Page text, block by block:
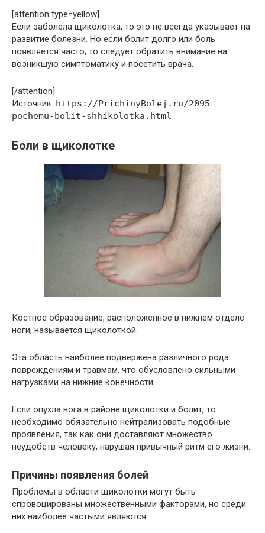
[attention type=yellow]
Если заболела щиколотка, то это не всегда указывает на
развитие болезни. Но если болит долго или боль
появляется часто, то следует обратить внимание на
возникшую симптоматику и посетить врача.
[/attention]
Источник: https://PrichinyBolej.ru/2095-
pochemu-bolit-shhikolotka.html
Боли в щиколотке
Костное образование, расположенное в нижнем отделе
ноги, называется щиколоткой.
Эта область наиболее подвержена различного рода
повреждениям и травмам, что обусловлено сильными
нагрузками на нижние конечности.
Если опухла нога в районе щиколотки и болит, то
необходимо обязательно нейтрализовать подобные
проявления, так как они доставляют множество
неудобств человеку, нарушая привычный ритм его жизни.
Причины появления болей
Проблемы в области щиколотки могут быть
спровоцированы множественными факторами, но среди
них наиболее частыми являются: